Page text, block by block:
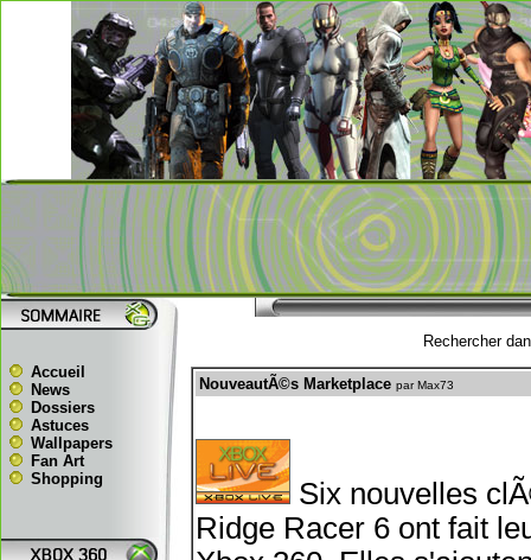
Accueil
News
Dossiers
Astuces
Wallpapers
Fan Art
Shopping
Rechercher
NouveautÃ©s Marketplace par Max73
Six nouvelles
Ridge Racer 6 ont fait